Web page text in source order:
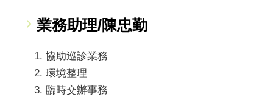
業務助理/陳忠勤
協助巡診業務
環境整理
臨時交辦事務